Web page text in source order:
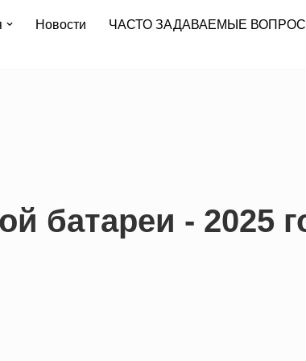
Новости ЧАСТО ЗАДАВАЕМЫЕ
батареи - 2025